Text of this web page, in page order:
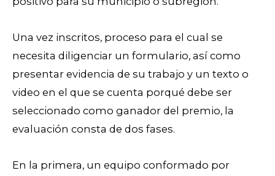
Una vez inscritos, proceso para el cual se
necesita diligenciar un formulario, así como
presentar evidencia de su trabajo y un texto o
video en el que se cuenta porqué debe ser
seleccionado como ganador del premio, la
evaluación consta de dos fases.
En la primera, un equipo conformado por